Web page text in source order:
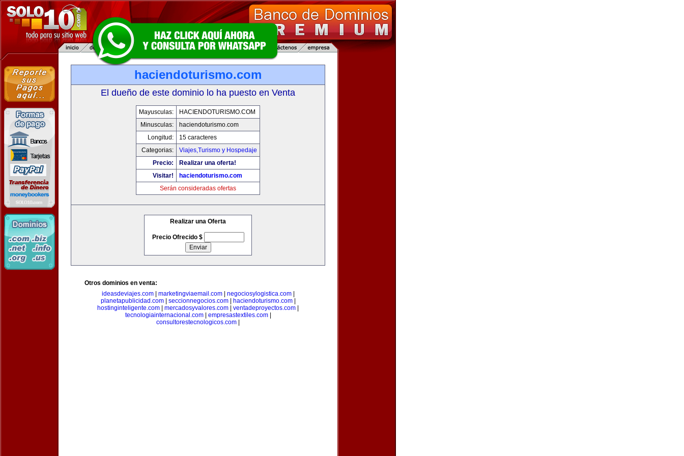
haciendoturismo.com
El dueño de este dominio lo ha puesto en Venta
Mayusculas:
HACIENDOTURISMO.COM
Minusculas:
haciendoturismo.com
Longitud:
15 caracteres
Categorias:
Viajes,Turismo y Hospedaje
Precio:
Realizar una oferta!
Visitar!
haciendoturismo.com
Serán consideradas ofertas
Realizar una Oferta
Precio Ofrecido $
Otros dominios en venta:
ideasdeviajes.com| marketingviaemail.com| negociosylogistica.com|
planetapublicidad.com| seccionnegocios.com| haciendoturismo.com|
hostinginteligente.com
mercadosyvalores.com ventadeproyectos.com
tecnologiainternacional.com| empresastextiles.com|
consultorestecnologicos.com